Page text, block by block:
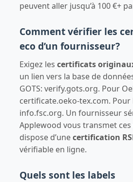
peuvent aller jusqu’à 100 €+
Comment vérifier les
eco d’un fournisseur?
Exigez les certificats
un lien vers la base de
GOTS: verify.gots.org. Pour
certificate.oeko-tex.com. Pour
info.fsc.org. Un fournisseur
Applewood vous transmet
dispose d’unecertification
vérifiable en ligne.
Quels sont les labels